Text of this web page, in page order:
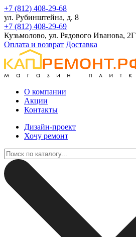
+7 (812) 408-29-68
ул. Рубинштейна, д. 8
+7 (812) 408-29-69
Кузьмолово, ул. Рядового Иванова, 2Г
Оплата и возврат Доставка
О компании
Акции
Контакты
Дизайн-проект
Хочу ремонт